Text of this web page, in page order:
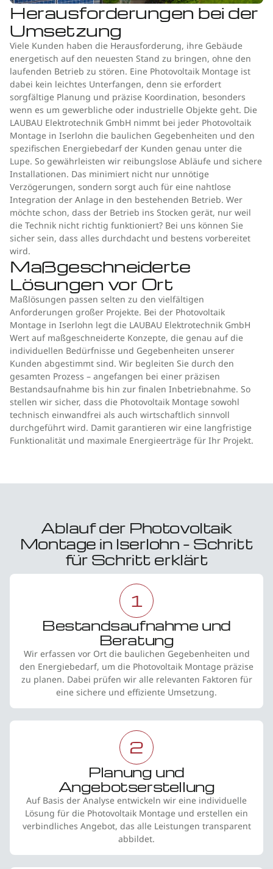
Herausforderungen bei der
Umsetzung
Viele Kunden haben die Herausforderung, ihre Gebäude
energetisch auf den neuesten Stand zu bringen, ohne den
laufenden Betrieb zu stören. Eine Photovoltaik Montage ist
dabei kein leichtes Unterfangen, denn sie erfordert
sorgfältige Planung und präzise Koordination, besonders
wenn es um gewerbliche oder industrielle Objekte geht. Die
LAUBAU Elektrotechnik GmbH nimmt bei jeder Photovoltaik
Montage in Iserlohn die baulichen Gegebenheiten und den
spezifischen Energiebedarf der Kunden genau unter die
Lupe. So gewährleisten wir reibungslose Abläufe und sichere
Installationen. Das minimiert nicht nur unnötige
Verzögerungen, sondern sorgt auch für eine nahtlose
Integration der Anlage in den bestehenden Betrieb. Wer
möchte schon, dass der Betrieb ins Stocken gerät, nur weil
die Technik nicht richtig funktioniert? Bei uns können Sie
sicher sein, dass alles durchdacht und bestens vorbereitet
wird.
Maßgeschneiderte
Lösungen vor Ort
Maßlösungen passen selten zu den vielfältigen
Anforderungen großer Projekte. Bei der Photovoltaik
Montage in Iserlohn legt die LAUBAU Elektrotechnik GmbH
Wert auf maßgeschneiderte Konzepte, die genau auf die
individuellen Bedürfnisse und Gegebenheiten unserer
Kunden abgestimmt sind. Wir begleiten Sie durch den
gesamten Prozess – angefangen bei einer präzisen
Bestandsaufnahme bis hin zur finalen Inbetriebnahme. So
stellen wir sicher, dass die Photovoltaik Montage sowohl
technisch einwandfrei als auch wirtschaftlich sinnvoll
durchgeführt wird. Damit garantieren wir eine langfristige
Funktionalität und maximale Energieerträge für Ihr Projekt.
Ablauf der Photovoltaik
Montage in Iserlohn – Schritt
für Schritt erklärt
1
Bestandsaufnahme und
Beratung
Wir erfassen vor Ort die baulichen Gegebenheiten und
den Energiebedarf, um die Photovoltaik Montage präzise
zu planen. Dabei prüfen wir alle relevanten Faktoren für
eine sichere und effiziente Umsetzung.
2
Planung und
Angebotserstellung
Auf Basis der Analyse entwickeln wir eine individuelle
Lösung für die Photovoltaik Montage und erstellen ein
verbindliches Angebot, das alle Leistungen transparent
abbildet.